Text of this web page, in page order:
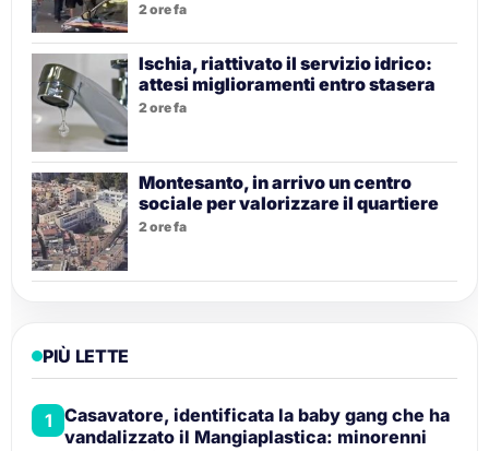
2 ore fa
Ischia, riattivato il servizio idrico:
attesi miglioramenti entro stasera
2 ore fa
Montesanto, in arrivo un centro
sociale per valorizzare il quartiere
2 ore fa
PIÙ LETTE
1 Casavatore, identificata la baby gang che ha
vandalizzato il Mangiaplastica: minorenni